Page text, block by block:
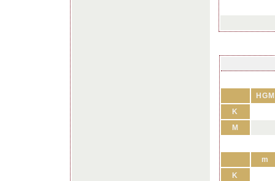
HGM
K
M
m
K